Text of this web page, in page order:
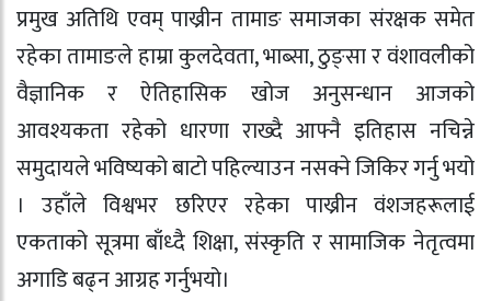
प्रमुख अतिथि एवम् पाख्रीन तामाङ समाजका संरक्षक समेत
रहेका तामाङले हाम्रा कुलदेवता, भाब्सा, ठुङ्सा र वंशावलीको
वैज्ञानिक र ऐतिहासिक खोज अनुसन्धान आजको
आवश्यकता रहेको धारणा राख्दै आफ्नै इतिहास नचिन्ने
समुदायले भविष्यको बाटो पहिल्याउन नसक्ने जिकिर गर्नु भयो
। उहाँले विश्वभर छरिएर रहेका पाख्रीन वंशजहरूलाई
एकताको सूत्रमा बाँध्दै शिक्षा, संस्कृति र सामाजिक नेतृत्वमा
अगाडि बढ्न आग्रह गर्नुभयो।